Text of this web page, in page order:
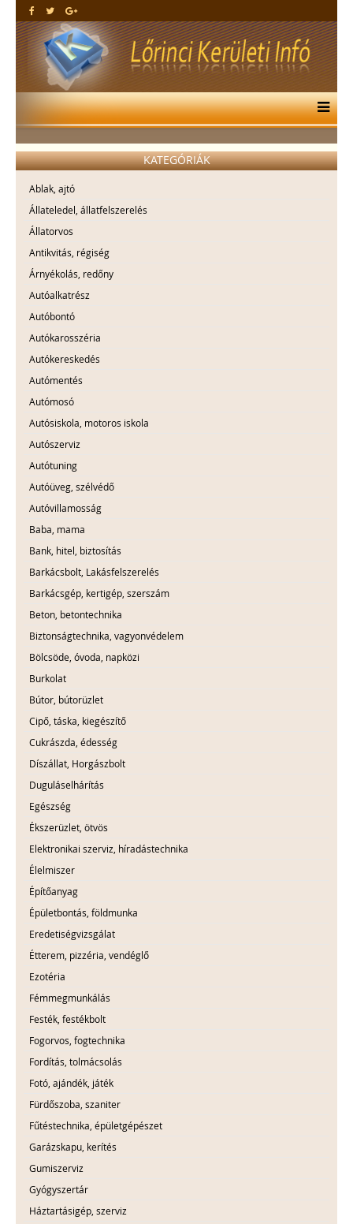
KATEGÓRIÁK
Ablak, ajtó
Állateledel, állatfelszerelés
Állatorvos
Antikvitás, régiség
Árnyékolás, redőny
Autóalkatrész
Autóbontó
Autókarosszéria
Autókereskedés
Autómentés
Autómosó
Autósiskola, motoros iskola
Autószerviz
Autótuning
Autóüveg, szélvédő
Autóvillamosság
Baba, mama
Bank, hitel, biztosítás
Barkácsbolt, Lakásfelszerelés
Barkácsgép, kertigép, szerszám
Beton, betontechnika
Biztonságtechnika, vagyonvédelem
Bölcsöde, óvoda, napközi
Burkolat
Bútor, bútorüzlet
Cipő, táska, kiegészítő
Cukrászda, édesség
Díszállat, Horgászbolt
Duguláselhárítás
Egészség
Ékszerüzlet, ötvös
Elektronikai szerviz, híradástechnika
Élelmiszer
Építőanyag
Épületbontás, földmunka
Eredetiségvizsgálat
Étterem, pizzéria, vendéglő
Ezotéria
Fémmegmunkálás
Festék, festékbolt
Fogorvos, fogtechnika
Fordítás, tolmácsolás
Fotó, ajándék, játék
Fürdőszoba, szaniter
Fűtéstechnika, épületgépészet
Garázskapu, kerítés
Gumiszerviz
Gyógyszertár
Háztartásigép, szerviz